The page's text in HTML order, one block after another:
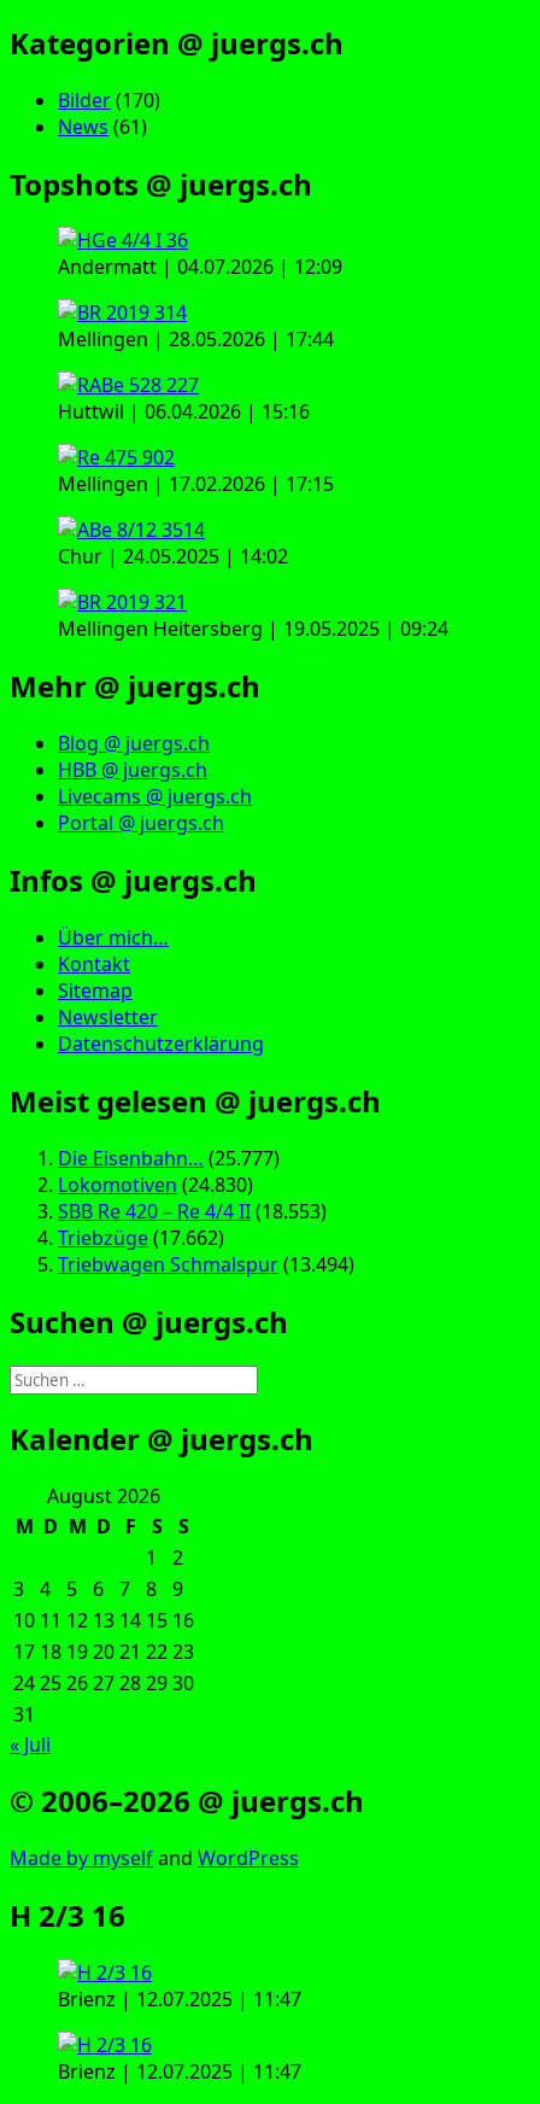
Kategorien @ juergs.ch
Bilder(170)
News (61)
Topshots @ juergs.ch
Andermatt | 04.07.2026 | 12:09
Mellingen | 28.05.2026 | 17:44
Huttwil | 06.04.2026 | 15:16
Mellingen | 17.02.2026 | 17:15
Chur | 24.05.2025 | 14:02
Mellingen Heitersberg | 19.05.2025 | 09:24
Mehr @ juergs.ch
Blog @ juergs.ch
HBB @ juergs.ch
Livecams @ juergs.ch
Portal @ juergs.ch
Infos @ juergs.ch
Über mich…
Kontakt
Sitemap
Newsletter
Datenschutzerklärung
Meist gelesen @ juergs.ch
Die Eisenbahn… (25.777)
Lokomotiven (24.830)
SBB Re 420 – Re 4/4 II(18.553)
Triebzüge(17.662)
Triebwagen Schmalspur(13.494)
Suchen @ juergs.ch
Suchen
nach:
Kalender @ juergs.ch
August 2026
M D M D F S
S
1
2
3 4 5 6 7 8 9
10 11 12 13 14 15 16
17 18 192021 2223
24252627282930
31
« Juli
© 2006–2026 @ juergs.ch
Made by mys­elfand Word­Press
H 2/3 16
Bri­enz | 12.07.2025 | 11:47
Bri­enz | 12.07.2025 | 11:47